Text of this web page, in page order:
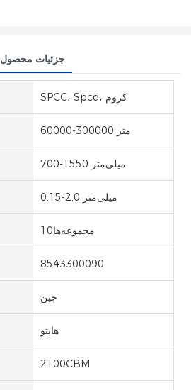
جزئیات محصول
SPCC، Spcd، کروم
60000-300000 متر
700-1550 میلی‌متر
0.15-2.0 میلی‌متر
مجموعه‌ها10
8543300090
چین
هایتو
2100CBM